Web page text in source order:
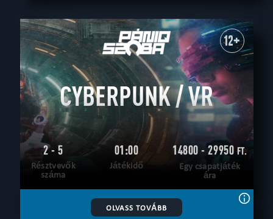
12+
CYBERPUNK / VR
2 - 5
Résztvevők
száma
01:00
Játékidő
14800 - 29950FT.
Egy csapatjáték
ára
OLVASS TOVÁBB